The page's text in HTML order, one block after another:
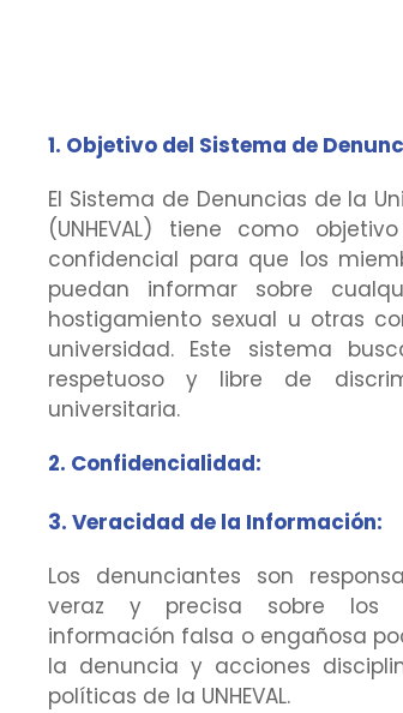
1. Objetivo del Sistema de
El Sistema de Denuncias de la
(UNHEVAL) tiene como
confidencial para que los
puedan informar sobre
hostigamiento sexual u otras
universidad. Este sistema
respetuoso y libre de
universitaria.
2. Confidencialidad:
3. Veracidad de la Información:
Los denunciantes son
veraz y precisa sobre los
información falsa o engañosa
la denuncia y acciones
políticas de la UNHEVAL.